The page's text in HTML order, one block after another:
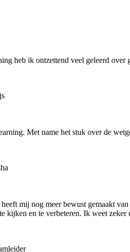
heb ik ontzettend veel geleerd over
Met name het stuk over de
mij nog meer bewust gemaakt
kijken en te verbeteren. Ik weet